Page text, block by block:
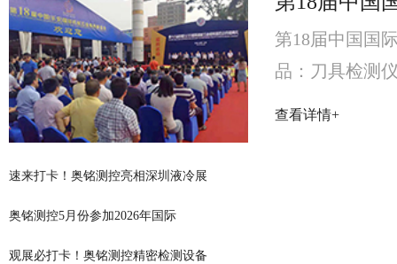
第18届中国国
品：刀具检测
国际机械五金
查看详情+
速来打卡！奥铭测控亮相深圳液冷展
奥铭测控5月份参加2026年国际
观展必打卡！奥铭测控精密检测设备